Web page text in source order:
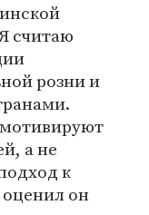
считаю
розни и
а не
к
он